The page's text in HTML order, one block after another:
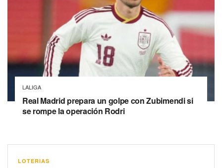
LALIGA
Real Madrid prepara un golpe con Zubimendi si
se rompe la operación Rodri
LOTERIAS